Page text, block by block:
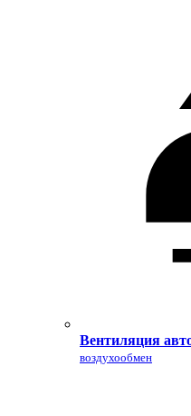
Вентиляция
воздухообмен